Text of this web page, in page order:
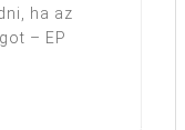
ha az
– EP